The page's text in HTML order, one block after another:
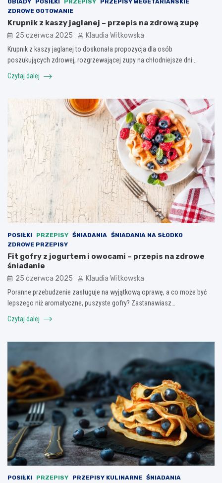
ZDROWE GOTOWANIE
Krupnik z kaszy jaglanej – przepis na zdrową zupę
25 czerwca 2025 Klaudia Witkowska
Krupnik z kaszy jaglanej to doskonała propozycja dla osób
poszukujących zdrowej, rozgrzewającej zupy na chłodniejsze dni.…
Czytaj dalej
POSIŁKI PRZEPISY ŚNIADANIA
ŚNIADANIA NA SŁODKO
ZDROWE PRZEPISY
Fit gofry z jogurtem i owocami – przepis na zdrowe
śniadanie
25 czerwca 2025 Klaudia Witkowska
Poranne przebudzenie zasługuje na wyjątkową oprawę, a co może być
lepszego niż aromatyczne, puszyste gofry? Zastanawiasz…
Czytaj dalej
POSIŁKI PRZEPISY PRZEPISY KULINARNE ŚNIADANIA